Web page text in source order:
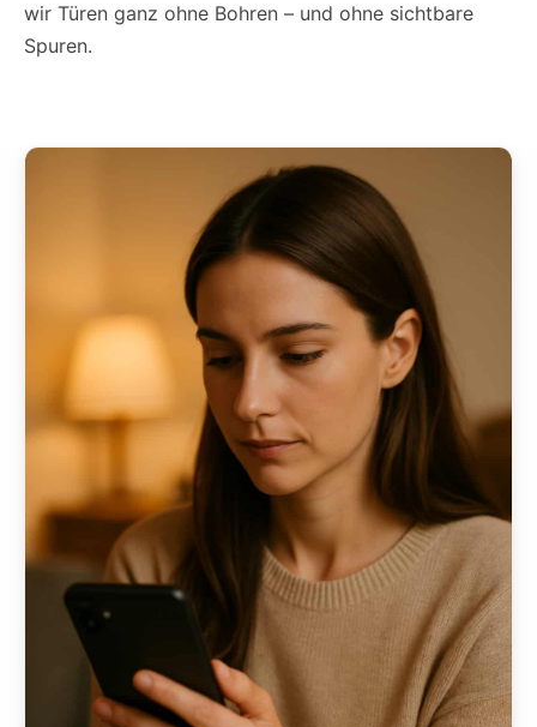
wir Türen ganz ohne Bohren – und ohne sichtbare
Spuren.